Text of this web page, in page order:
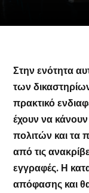
Στην ενότητα
των
πρακτικό
έχουν να
πολιτών και τα
από τις
εγγραφές. Η
απόφασης και